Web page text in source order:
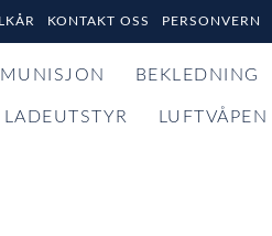
KONTAKT OSS PERSONVERN
BEKLEDNING
LADEUTSTYR LUFTVÅPEN